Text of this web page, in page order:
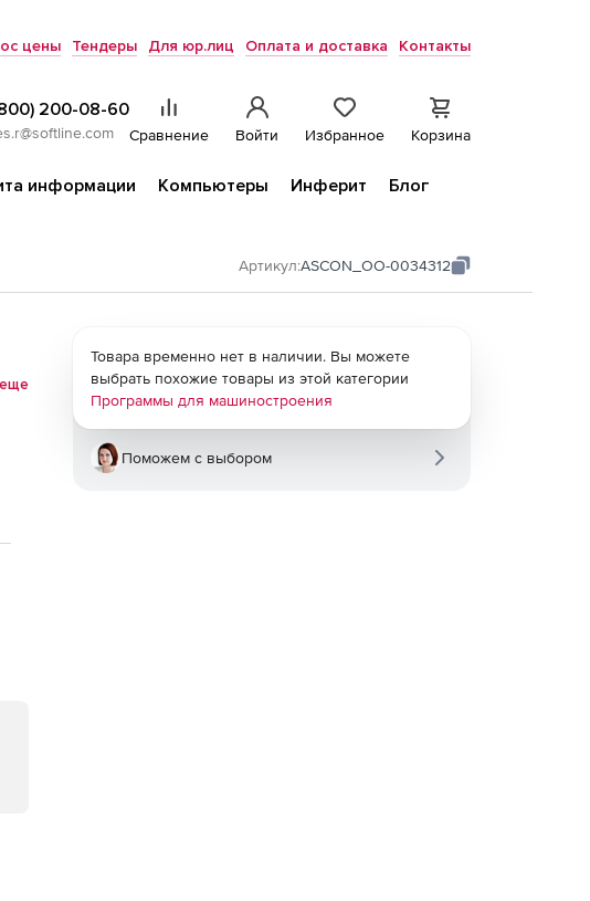
цены Тендеры Для юр.лиц Оплата и доставка Контакты
200-08-60
Сравнение Войти Избранное Корзина
информации Компьютеры Инферит
Блог
Артикул:ASCON_ОО-0034312
еще
Товара временно нет в наличии. Вы можете
выбрать похожие товары из этой категории
Программы для машиностроения
Поможем с выбором